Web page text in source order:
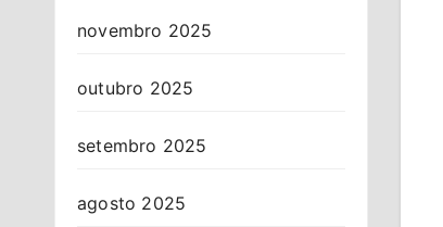
novembro 2025
outubro 2025
setembro 2025
agosto 2025